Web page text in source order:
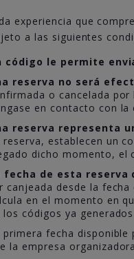
experiencia que
a las siguientes
código le permite
reserva no será
o cancelada
en contacto con la
reserva representa
reserva, establecen un
dicho momento, el
fecha de esta
canjeada desde la
en el momento en
los códigos ya
primera fecha
la empresa